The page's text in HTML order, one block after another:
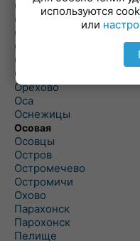
Олтуш
Ольманы
Ольпень
Ольшаны
Омельная
Ополь
Орехово
Оса
Оснежицы
Осовая
Осовцы
Остров
Остромечево
Остромичи
Охово
Парахонск
Парохонск
Пелище
используются
или